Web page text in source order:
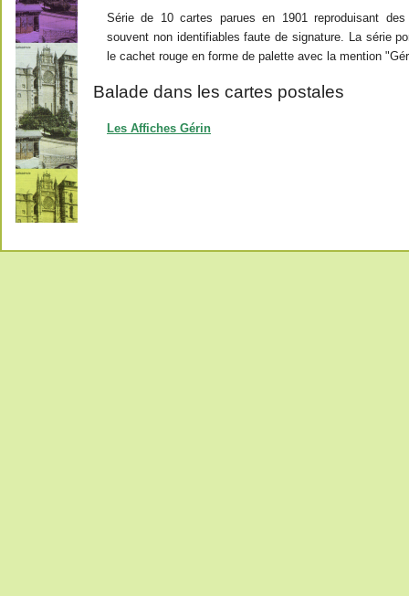
Série de 10 cartes parues en 1901 reproduisant
souvent non identifiables faute de signature. La série
le cachet rouge en forme de palette avec la mention
Balade dans les cartes postales
Les Affiches Gérin